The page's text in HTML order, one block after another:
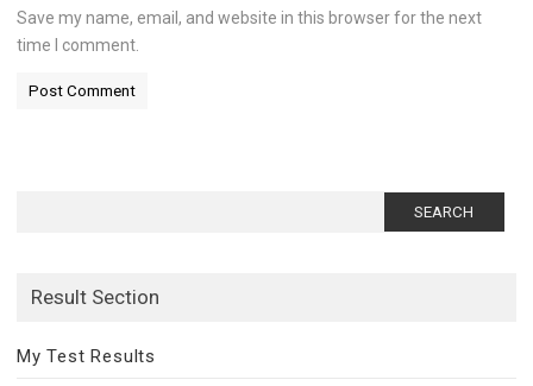
Save my name, email, and website in this browser for the next
time I comment.
Result Section
My Test Results